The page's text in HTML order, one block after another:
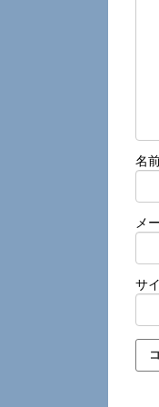
名
メ
サ